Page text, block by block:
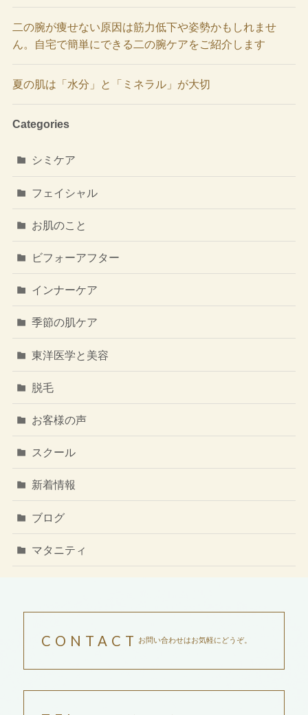
二の腕が痩せない原因は筋力低下や姿勢かもしれませ
ん。自宅で簡単にできる二の腕ケアをご紹介します
夏の肌は「水分」と「ミネラル」が大切
Categories
シミケア
フェイシャル
お肌のこと
ビフォーアフター
インナーケア
季節の肌ケア
東洋医学と美容
脱毛
お客様の声
スクール
新着情報
ブログ
マタニティ
CONTACT お問い合わせはお気軽にどうぞ。